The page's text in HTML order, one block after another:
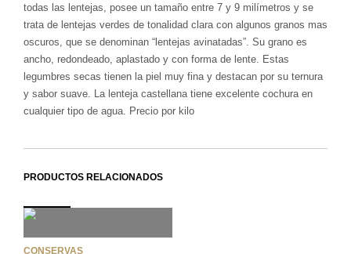
todas las lentejas, posee un tamaño entre 7 y 9 milímetros y se
trata de lentejas verdes de tonalidad clara con algunos granos mas
oscuros, que se denominan “lentejas avinatadas”. Su grano es
ancho, redondeado, aplastado y con forma de lente. Estas
legumbres secas tienen la piel muy fina y destacan por su ternura
y sabor suave. La lenteja castellana tiene excelente cochura en
cualquier tipo de agua. Precio por kilo
PRODUCTOS RELACIONADOS
CONSERVAS